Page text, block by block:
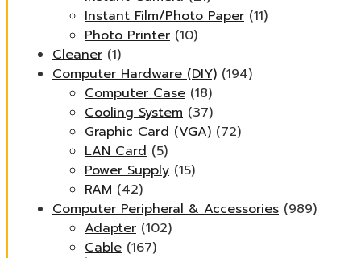
Instant Film/Photo Paper (11)
Photo Printer (10)
Cleaner (1)
Computer Hardware (DIY) (194)
Computer Case (18)
Cooling System (37)
Graphic Card (VGA) (72)
LAN Card (5)
Power Supply (15)
RAM (42)
Computer Peripheral & Accessories (989)
Adapter (102)
Cable (167)